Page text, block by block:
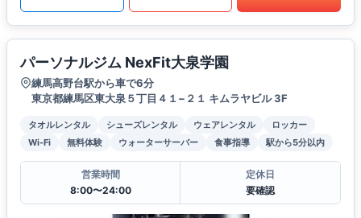
パーソナルジム NexFit大泉学園
練馬高野台駅から車で6分
東京都練馬区東大泉５丁目４１−２１ キムラヤビル 3F
タオルレンタル シューズレンタル ウェアレンタル
ロッカー
Wi-Fi
無料体験 ウォーターサーバー 食事指導 駅から5分以内
営業時間
8:00〜24:00
定休日
要確認